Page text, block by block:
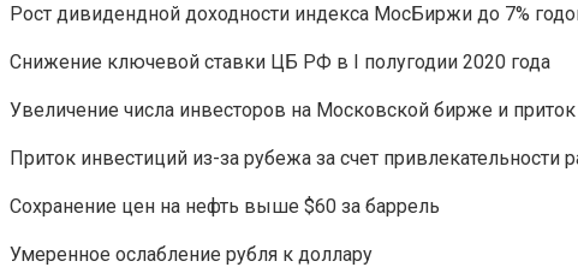
Рост дивидендной доходности индекса МосБиржи до 7%
Снижение ключевой ставки ЦБ РФ в I полугодии 2020 года
Увеличение числа инвесторов на Московской бирже и
Приток инвестиций из-за рубежа за счет
Сохранение цен на нефть выше $60 за баррель
Умеренное ослабление рубля к доллару